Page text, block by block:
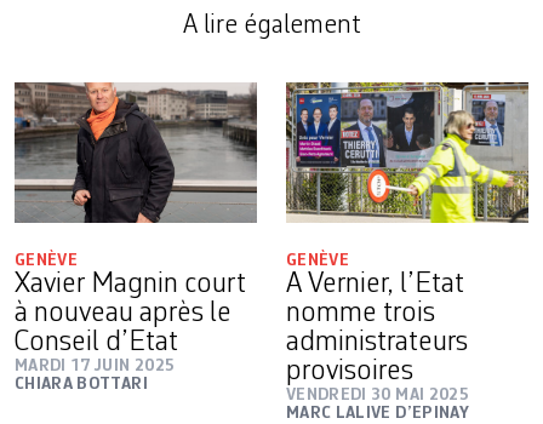
A lire également
GENÈVE
Xavier Magnin court
à nouveau après le
Conseil d’Etat
MARDI 17 JUIN 2025
CHIARA BOTTARI
GENÈVE
A Vernier, l’Etat
nomme trois
administrateurs
provisoires
VENDREDI 30 MAI 2025
MARC LALIVE D’EPINAY